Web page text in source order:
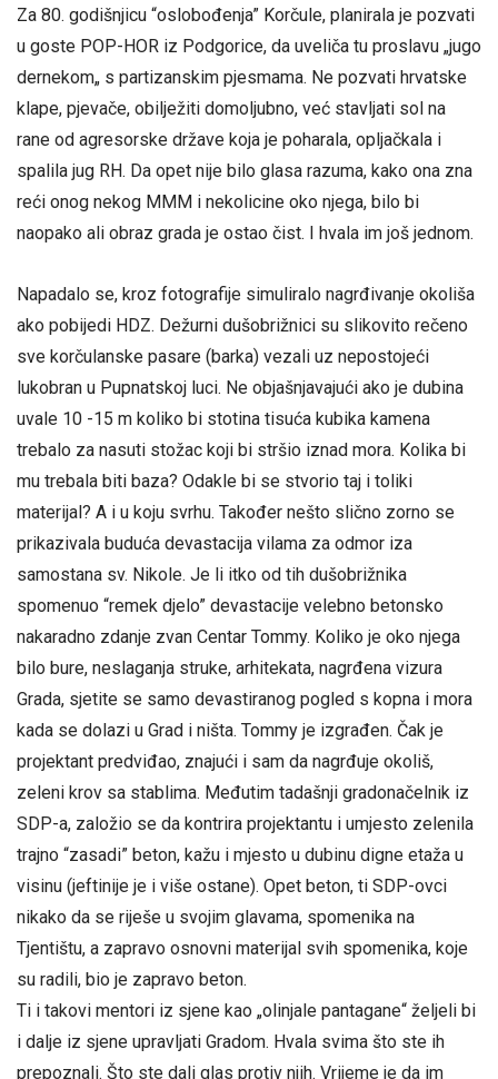
Za 80. godišnjicu “oslobođenja” Korčule, planirala je pozvati
u goste POP-HOR iz Podgorice, da uveliča tu proslavu „jugo
dernekom„ s partizanskim pjesmama. Ne pozvati hrvatske
klape, pjevače, obilježiti domoljubno, već stavljati sol na
rane od agresorske države koja je poharala, opljačkala i
spalila jug RH. Da opet nije bilo glasa razuma, kako ona zna
reći onog nekog MMM i nekolicine oko njega, bilo bi
naopako ali obraz grada je ostao čist. I hvala im još jednom.
Napadalo se, kroz fotografije simuliralo nagrđivanje okoliša
ako pobijedi HDZ. Dežurni dušobrižnici su slikovito rečeno
sve korčulanske pasare (barka) vezali uz nepostojeći
lukobran u Pupnatskoj luci. Ne objašnjavajući ako je dubina
uvale 10 -15 m koliko bi stotina tisuća kubika kamena
trebalo za nasuti stožac koji bi stršio iznad mora. Kolika bi
mu trebala biti baza? Odakle bi se stvorio taj i toliki
materijal? A i u koju svrhu. Također nešto slično zorno se
prikazivala buduća devastacija vilama za odmor iza
samostana sv. Nikole. Je li itko od tih dušobrižnika
spomenuo “remek djelo” devastacije velebno betonsko
nakaradno zdanje zvan Centar Tommy. Koliko je oko njega
bilo bure, neslaganja struke, arhitekata, nagrđena vizura
Grada, sjetite se samo devastiranog pogled s kopna i mora
kada se dolazi u Grad i ništa. Tommy je izgrađen. Čak je
projektant predviđao, znajući i sam da nagrđuje okoliš,
zeleni krov sa stablima. Međutim tadašnji gradonačelnik iz
SDP-a, založio se da kontrira projektantu i umjesto zelenila
trajno “zasadi” beton, kažu i mjesto u dubinu digne etaža u
visinu (jeftinije je i više ostane). Opet beton, ti SDP-ovci
nikako da se riješe u svojim glavama, spomenika na
Tjentištu, a zapravo osnovni materijal svih spomenika, koje
su radili, bio je zapravo beton.
Ti i takovi mentori iz sjene kao „olinjale pantagane“ željeli bi
i dalje iz sjene upravljati Gradom. Hvala svima što ste ih
prepoznali. Što ste dali glas protiv njih. Vrijeme je da im